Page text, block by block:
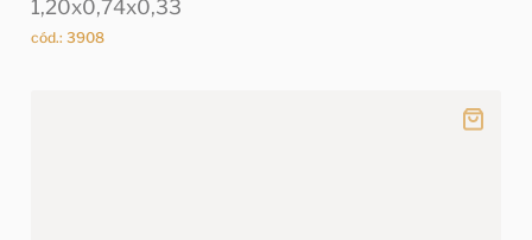
1,20x0,74x0,33
cód.: 3908